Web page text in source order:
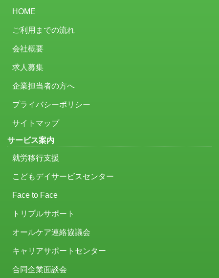
HOME
ご利用までの流れ
会社概要
求人募集
企業担当者の方へ
プライバシーポリシー
サイトマップ
サービス案内
就労移行支援
こどもデイサービスセンター
Face to Face
トリプルサポート
オールケア連絡協議会
キャリアサポートセンター
合同企業面談会